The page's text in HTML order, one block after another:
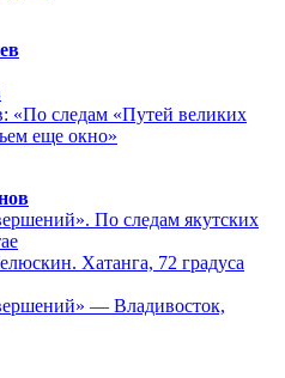
«По следам «Путей великих
еще окно»
По следам якутских
Хатанга, 72 градуса
— Владивосток,